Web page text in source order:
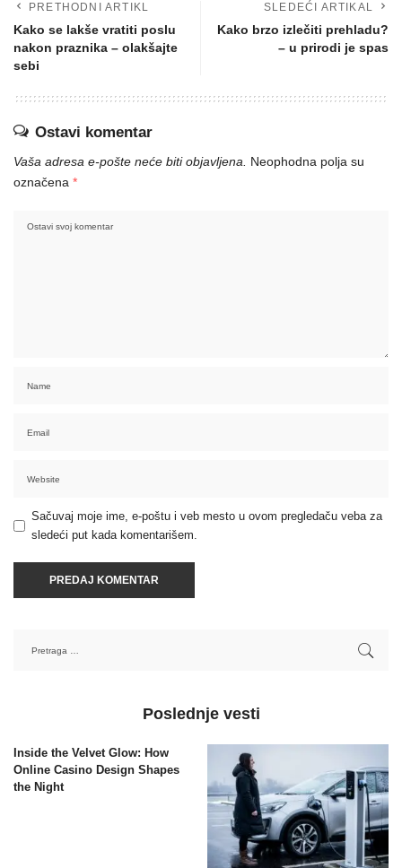
PRETHODNI ARTIKL
Kako se lakše vratiti poslu
nakon praznika – olakšajte
sebi
SLEDEĆI ARTIKAL
Kako brzo izlečiti prehladu?
– u prirodi je spas
Ostavi komentar
Vaša adresa e-pošte neće biti objavljena. Neophodna polja su
označena *
Sačuvaj moje ime, e-poštu i veb mesto u ovom pregledaču veba za
sledeći put kada komentarišem.
Poslednje vesti
Inside the Velvet Glow: How
Online Casino Design Shapes
the Night